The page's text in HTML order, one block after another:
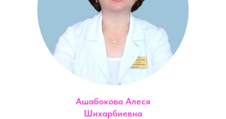
Ашабокова Алеся
Шихарбиевна